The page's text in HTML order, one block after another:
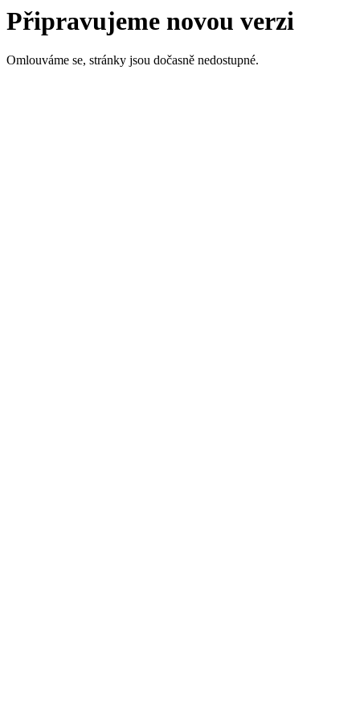
Připravujeme novou verzi
Omlouváme se, stránky jsou dočasně nedostupné.